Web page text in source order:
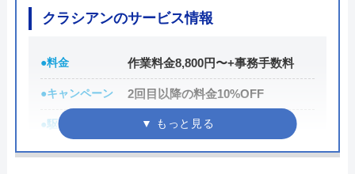
また、取扱いメーカーに関しても幅広いため、水ま
わりトラブルで困った際には頼りになる業者でしょ
もちろん見積もりは無料ですし、出張・キャンセル
についても無料ですので、まずはサイトを覗いてみ
てはいかがでしょうか？
クラシアンのサービス情報
●料金 作業料金8,800円〜+事務手数料
●キャンペーン 2回目以降の料金10%OFF
●駆けつけ時間 最短30分
●受付時間 24時間